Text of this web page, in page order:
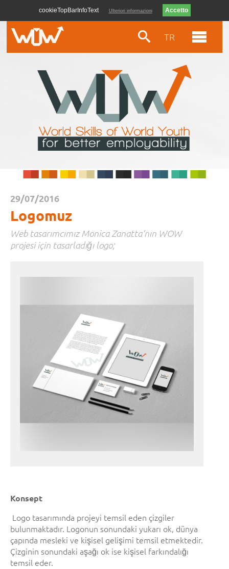
TR
29/07/2016
Logomuz
Web tasarımcımız Monica Zanatta’nın WOW
projesi için tasarladığı logo;
Konsept
Logo tasarımında projeyi temsil eden çizgiler
bulunmaktadır. Logonun sonundaki yukarı ok, dünya
çapında mesleki ve kişisel gelişimi temsil etmektedir.
Çizginin sonundaki aşağı ok ise kişisel farkındalığı
temsil eder.
cookieTopBarInfoText Ulteriori informazioni